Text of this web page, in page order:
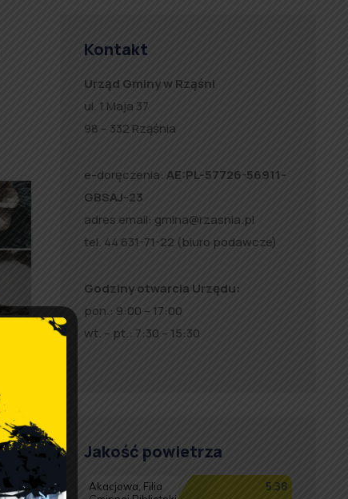
Kontakt
Urząd Gminy w Rząśni
ul. 1 Maja 37
98 – 332 Rząśnia
e-doręczenia: AE:PL-57726-56911-
GBSAJ-23
adres email: gmina@rzasnia.pl
tel. 44 631-71-22 (biuro podawcze)
Godziny otwarcia Urzędu:
pon.: 9:00 – 17:00
wt. – pt.: 7:30 – 15:30
Jakość powietrza